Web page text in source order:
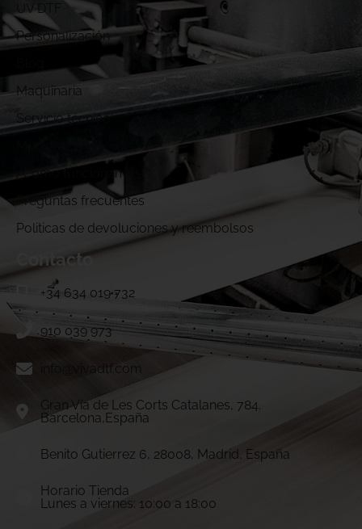
UV DTF
Personalización
Maquinaria
Servicio técnico
¿Cómo funcionamos?
Preguntas frecuentes
Politicas de devoluciones y reembolsos
Contacto
+34 634 019 732
910 039 973
info@vivadtf.com
Gran Vía de Les Corts Catalanes, 784.
Barcelona,España
Benito Gutierrez 6, 28008, Madrid, España
Horario Tienda
Lunes a viernes: 10:00 a 18:00